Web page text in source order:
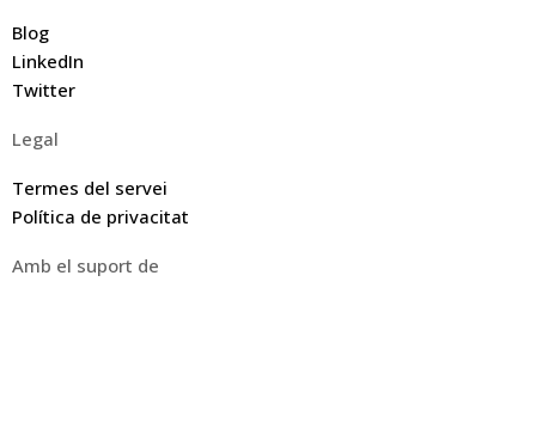
Blog
LinkedIn
Twitter
Legal
Termes del servei
Política de privacitat
Amb el suport de